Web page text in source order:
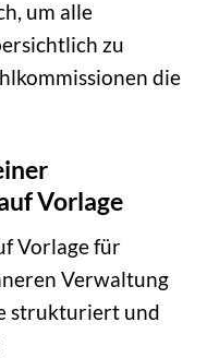
um alle
zu
die
Vorlage
Vorlage für
Verwaltung
strukturiert und